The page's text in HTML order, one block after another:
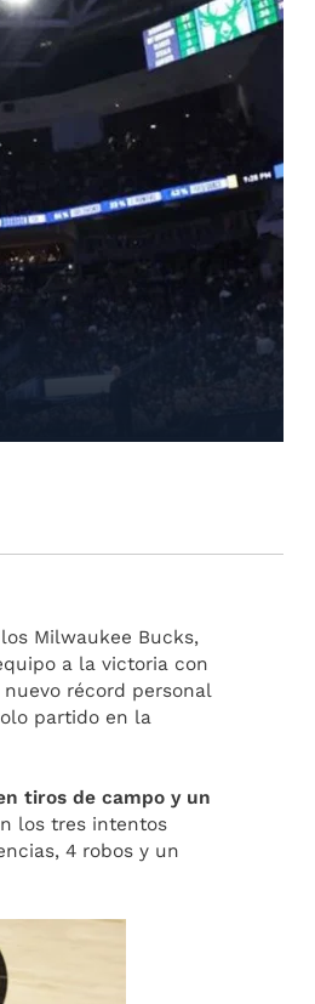
Milwaukee Bucks,
a la victoria con
récord personal
partido en la
tiros de campo y un
los tres intentos
4 robos y un